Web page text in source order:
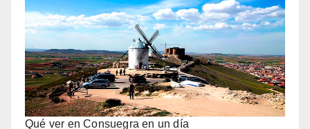
Qué ver en Consuegra en un día